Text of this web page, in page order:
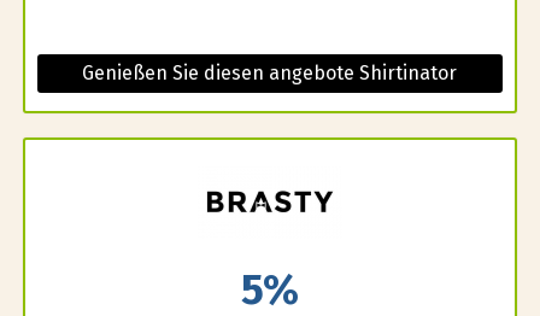
Genießen Sie diesen angebote Shirtinator
5%